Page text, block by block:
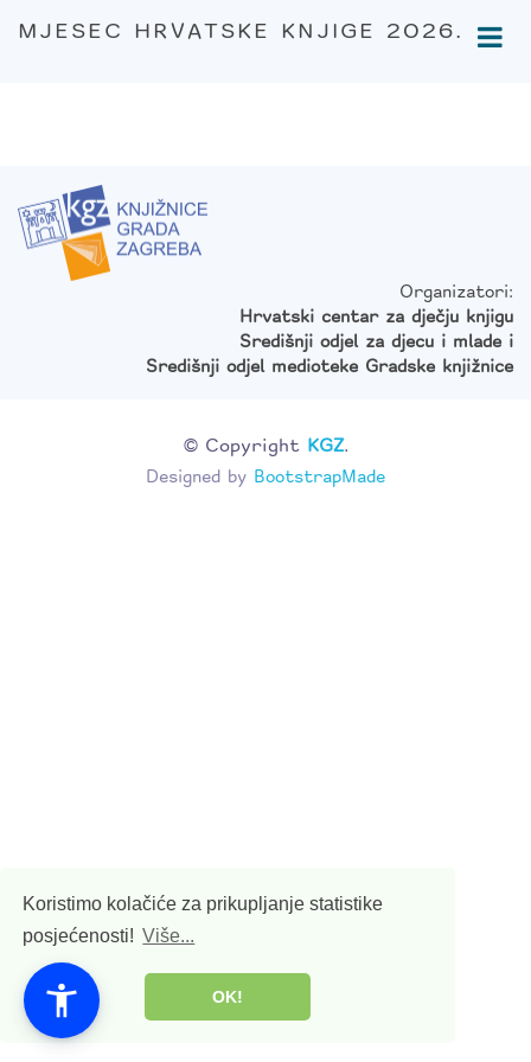
Koristimo kolačiće za prikupljanje statistike
posjećenosti! Više...
OK!
MJESEC HRVATSKE KNJIGE 2026.
Organizatori:
Hrvatski centar za dječju knjigu
Središnji odjel za djecu i mlade i
Središnji odjel medioteke Gradske knjižnice
© Copyright KGZ.
Designed by BootstrapMade